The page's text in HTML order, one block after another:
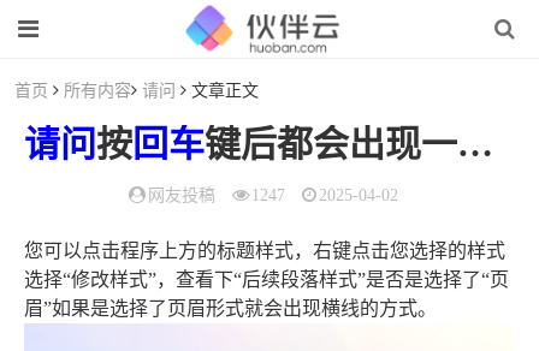
首页 所有内容 请问 文章正文
请问按回车键后都会出现一条横线，不知道是什么原因（返回键变成横线了是怎么回事）
网友投稿 1247 2025-04-02
您可以点击程序上方的标题样式，右键点击您选择的样式
选择“修改样式”，查看下“后续段落样式”是否是选择了“页
眉”如果是选择了页眉形式就会出现横线的方式。